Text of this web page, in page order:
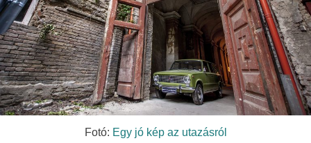
Fotó: Egy jó kép az utazásról